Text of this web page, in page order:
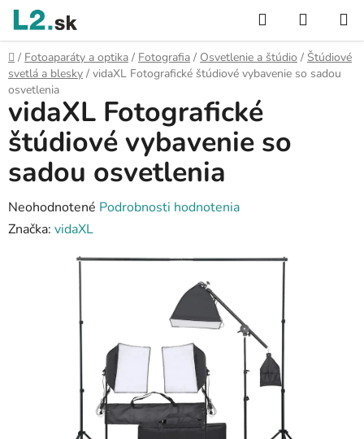
Prejsť
obsah
Hľadať
KOŠÍK
Domov
/ Fotoaparáty a optika / Fotografia / Osvetlenie a štúdio / Štúdiové
svetlá a blesky / vidaXL Fotografické štúdiové vybavenie so sadou
osvetlenia
vidaXL Fotografické
štúdiové vybavenie so
sadou osvetlenia
Priemerné
hodnotenie
Neohodnotené Podrobnosti hodnotenia
Značka: vidaXL